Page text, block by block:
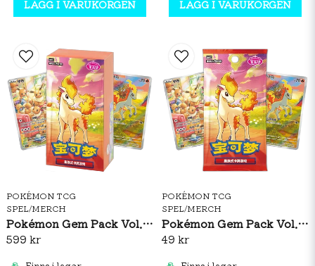
LÄGG I VARUKORGEN LÄGG I VARUKORGEN
POKÉMON TCG
SPEL/MERCH
Pokémon Gem Pack Vol. 4 Booster Box (S-CH)
599 kr
POKÉMON TCG
SPEL/MERCH
Pokémon Gem Pack Vol. 4 Booster Pack (S-CH)
49 kr